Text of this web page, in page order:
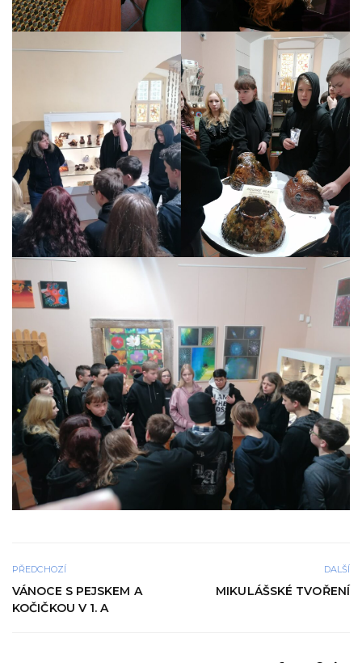
PŘEDCHOZÍ
VÁNOCE S PEJSKEM A
KOČIČKOU V 1. A
DALŠÍ
MIKULÁŠSKÉ TVOŘENÍ